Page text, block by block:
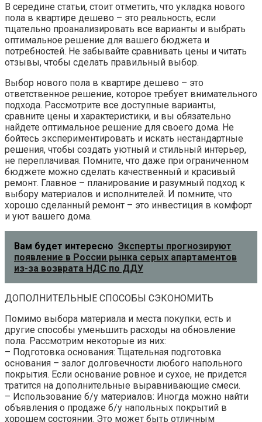
В середине статьи, стоит отметить, что укладка нового
пола в квартире дешево – это реальность, если
тщательно проанализировать все варианты и выбрать
оптимальное решение для вашего бюджета и
потребностей. Не забывайте сравнивать цены и читать
отзывы, чтобы сделать правильный выбор.
Выбор нового пола в квартире дешево – это
ответственное решение, которое требует внимательного
подхода. Рассмотрите все доступные варианты,
сравните цены и характеристики, и вы обязательно
найдете оптимальное решение для своего дома. Не
бойтесь экспериментировать и искать нестандартные
решения, чтобы создать уютный и стильный интерьер,
не переплачивая. Помните, что даже при ограниченном
бюджете можно сделать качественный и красивый
ремонт. Главное – планирование и разумный подход к
выбору материалов и исполнителей. И помните, что
хорошо сделанный ремонт – это инвестиция в комфорт
и уют вашего дома.
Вам будет интересно Эксперты прогнозируют
появление в России рынка серых апартаментов
из-за возврата НДС по ДДУ
ДОПОЛНИТЕЛЬНЫЕ СПОСОБЫ СЭКОНОМИТЬ
Помимо выбора материала и места покупки, есть и
другие способы уменьшить расходы на обновление
пола. Рассмотрим некоторые из них:
– Подготовка основания: Тщательная подготовка
основания – залог долговечности любого напольного
покрытия. Если основание ровное и сухое, не придется
тратится на дополнительные выравнивающие смеси.
– Использование б/у материалов: Иногда можно найти
объявления о продаже б/у напольных покрытий в
хорошем состоянии. Это может быть отличным